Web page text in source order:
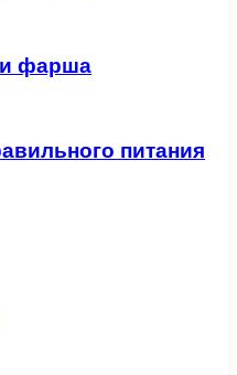
и фарша
питания